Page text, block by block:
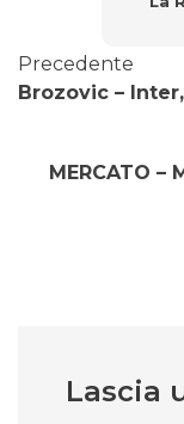
Precedente
Brozovic –
MERCATO
Lascia